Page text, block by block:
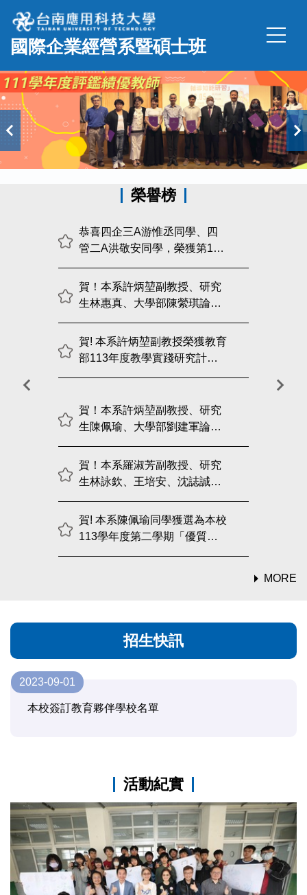
跳
到
主
內
容
區
國際企業經營系暨碩士班
榮譽榜
恭喜四企三A游惟丞同學、四
管二A洪敬安同學，榮獲第12
賀！本系許炳堃副教授、研究
生林惠真、大學部陳縈琪論文
術研討會」獲接受口頭發表
賀! 本系許炳堃副教授榮獲教育
部113年度教學實踐研究計畫
賀！本系許炳堃副教授、研究
生陳佩瑜、大學部劉建軍論文
科技學會年會暨學術研討會」
評選獲頒「佳作論文」獎
賀！本系羅淑芳副教授、研究
生林詠欽、王培安、沈誌誠及
球品牌策劃大賽—台灣總決
賽」，獲得銀牌殊榮
賀! 本系陳佩瑜同學獲選為本校
113學年度第二學期「優質教
MORE
招生快訊
本校簽訂教育夥伴學校名單
2023-09-01
活動紀實